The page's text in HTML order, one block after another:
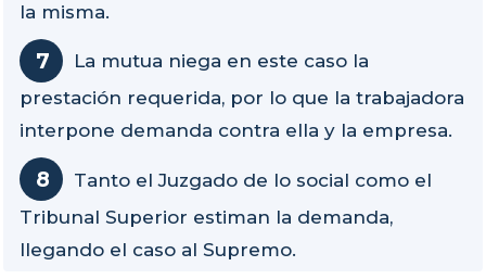
la misma.
La mutua niega en este caso la
prestación requerida, por lo que la trabajadora
interpone demanda contra ella y la empresa.
Tanto el Juzgado de lo social como el
Tribunal Superior estiman la demanda,
llegando el caso al Supremo.